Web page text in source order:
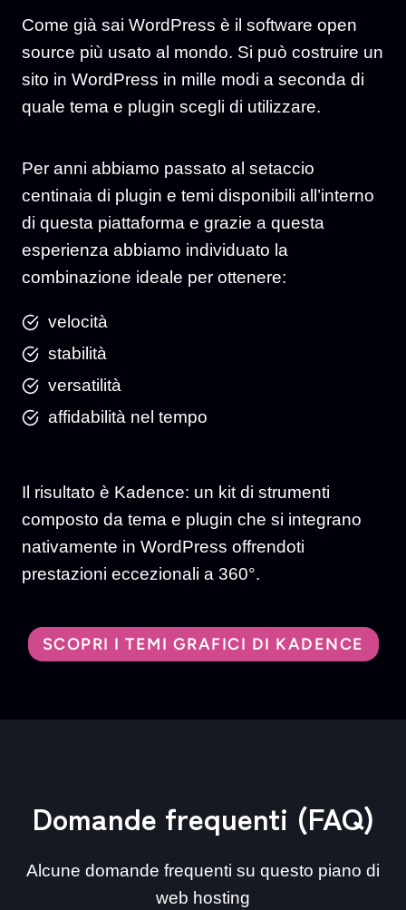
Come già sai WordPress è il software open
source più usato al mondo. Si può costruire un
sito in WordPress in mille modi a seconda di
quale tema e plugin scegli di utilizzare.
Per anni abbiamo passato al setaccio
centinaia di plugin e temi disponibili all’interno
di questa piattaforma e grazie a questa
esperienza abbiamo individuato la
combinazione ideale per ottenere:
velocità
stabilità
versatilità
affidabilità nel tempo
Il risultato è Kadence: un kit di strumenti
composto da tema e plugin che si integrano
nativamente in WordPress offrendoti
prestazioni eccezionali a 360°.
SCOPRI I TEMI GRAFICI DI KADENCE
Domande frequenti (FAQ)
Alcune domande frequenti su questo piano di
web hosting